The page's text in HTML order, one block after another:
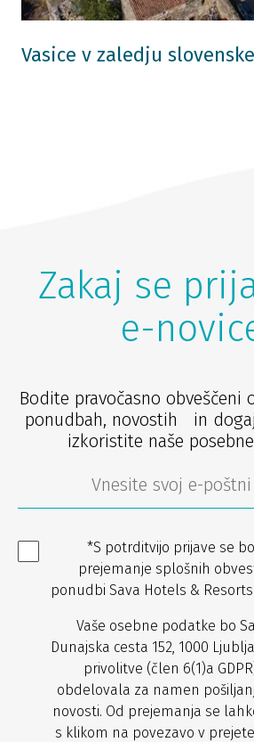
Vasice v zaledju
Zakaj se
e-
Bodite pravočasno obveščeni
ponudbah, novostih in
izkoristite naše
*S potrditvijo prijave se
prejemanje splošnih
ponudbi Sava Hotels & Resorts
Vaše osebne podatke bo
Dunajska cesta 152, 1000
privolitve (člen 6(1)a
obdelovala za namen
novosti. Od prejemanja se
s klikom na povezavo v